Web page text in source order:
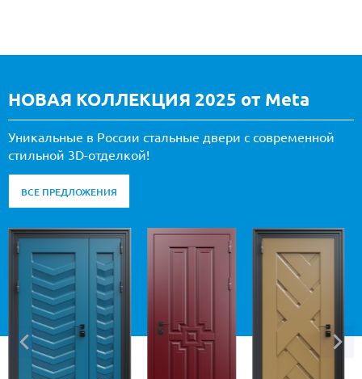
НОВАЯ КОЛЛЕКЦИЯ 2025 от Meta
Уникальные в России стальные двери с современной
стильной 3D-отделкой!
ВСЕ ПРЕДЛОЖЕНИЯ